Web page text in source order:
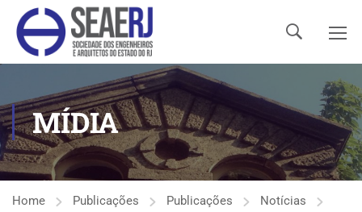
MÍDIA
Home Publicações Publicações
Notícias